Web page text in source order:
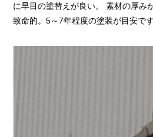
に早目の塗替えが良い。 素材の厚み
致命的。5～7年程度の塗装が目安です